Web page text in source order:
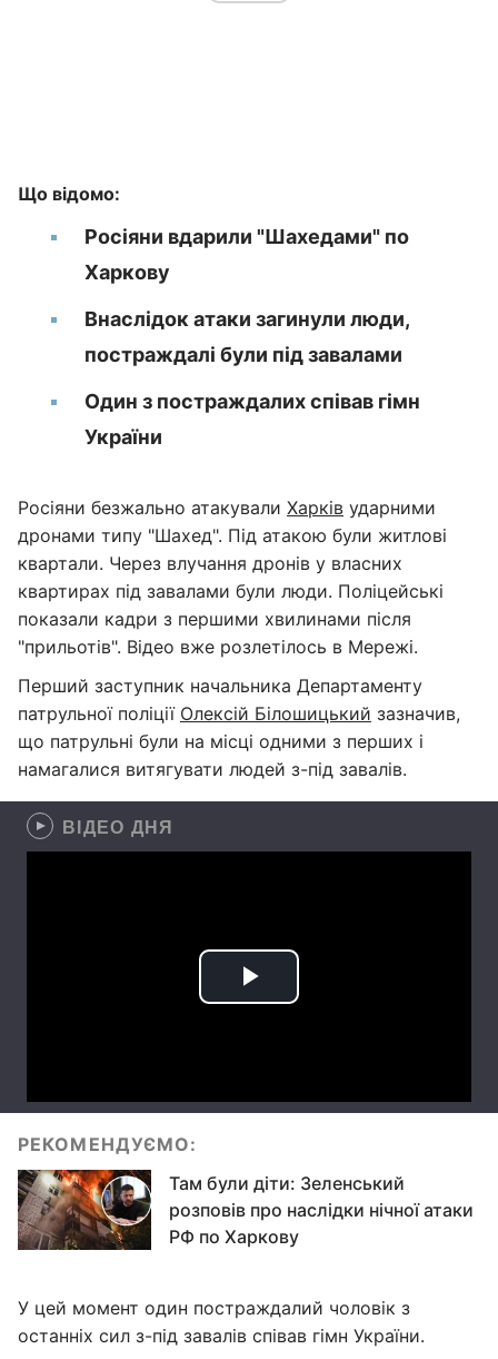
Що відомо:
Росіяни вдарили "Шахедами" по
Харкову
Внаслідок атаки загинули люди,
постраждалі були під завалами
Один з постраждалих співав гімн
України
Росіяни безжально атакували Харків ударними
дронами типу "Шахед". Під атакою були житлові
квартали. Через влучання дронів у власних
квартирах під завалами були люди. Поліцейські
показали кадри з першими хвилинами після
"прильотів". Відео вже розлетілось в Мережі.
Перший заступник начальника Департаменту
патрульної поліції Олексій Білошицький зазначив,
що патрульні були на місці одними з перших і
намагалися витягувати людей з-під завалів.
ВІДЕО ДНЯ
РЕКОМЕНДУЄМО:
Там були діти: Зеленський
розповів про наслідки нічної атаки
РФ по Харкову
У цей момент один постраждалий чоловік з
останніх сил з-під завалів співав гімн України.